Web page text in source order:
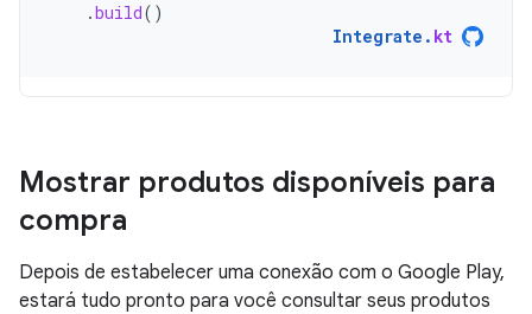
.build()
Integrate . kt
Mostrar produtos disponíveis para
compra
Depois de estabelecer uma conexão com o Google Play,
estará tudo pronto para você consultar seus produtos